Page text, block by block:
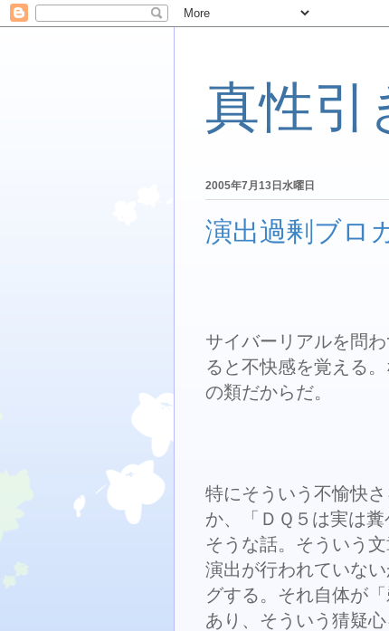
真性引
2005年7月13日水曜日
演出過剰ブロ
サイバーリアルを問
ると不快感を覚える
の類だからだ。
特にそういう不愉快
か、「ＤＱ５は実は
そうな話。そういう
演出が行われていな
グする。それ自体が
あり、そういう猜疑